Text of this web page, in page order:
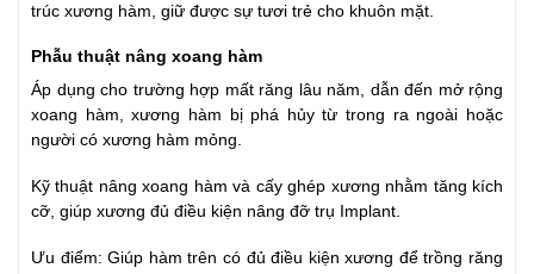
trúc xương hàm, giữ được sự tươi trẻ cho khuôn mặt.
Phẫu thuật nâng xoang hàm
Áp dụng cho trường hợp mất răng lâu năm, dẫn đến mở rộng
xoang hàm, xương hàm bị phá hủy từ trong ra ngoài hoặc
người có xương hàm mỏng.
Kỹ thuật nâng xoang hàm và cấy ghép xương nhằm tăng kích
cỡ, giúp xương đủ điều kiện nâng đỡ trụ Implant.
Ưu điểm: Giúp hàm trên có đủ điều kiện xương để trồng răng